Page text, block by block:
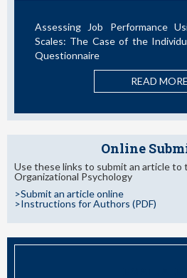
Assessing Job Performance Using
Scales: The Case of the Individual
Questionnaire
READ MORE
Online
Use these links to submit an article to
Organizational Psychology
>Submit an article online
>Instructions for Authors (PDF)